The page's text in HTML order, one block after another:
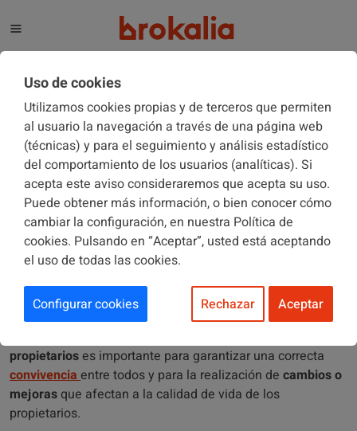
El blog de Brokalia
COMUNIDADES DE PROPIETARIOS 01/02/2018
Mayorías necesarias para aprobar
acuerdos en junta en las
comunidades de propietarios
propietarios es importante para garantizar una correcta
convivencia entre todos y para la realización de cambios o
mejoras que afectan a la calidad de vida de los
propietarios.
Uso de cookies
Utilizamos cookies propias y de terceros que permiten
al usuario la navegación a través de una página web
(técnicas) y para el seguimiento y análisis estadístico
del comportamiento de los usuarios (analíticas). Si
acepta este aviso consideraremos que acepta su uso.
Puede obtener más información, o bien conocer cómo
cambiar la configuración, en nuestra Política de
cookies. Pulsando en “Aceptar”, usted está aceptando
el uso de todas las cookies.
Configurar cookies Rechazar Aceptar